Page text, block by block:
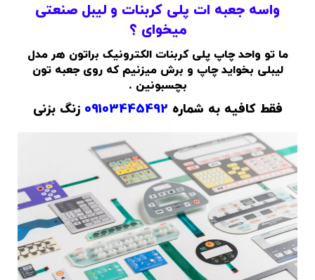
واسه جعبه ات پلی کربنات و لیبل صنعتی
میخوای ؟
ما تو واحد چاپ پلی کربنات الکترونیک براتون هر مدل
لیبلی بخواید چاپ و برش میزنیم که روی جعبه تون
بچسبونین .
فقط کافیه به شماره 09103445492 زنگ بزنی